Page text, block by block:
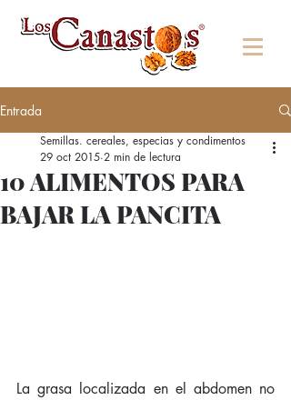
Entrada
10 ALIMENTOS PARA
BAJAR LA PANCITA
Semillas. cereales, especias y condimentos
29 oct 2015 2 min de lectura
La grasa localizada en el abdomen no